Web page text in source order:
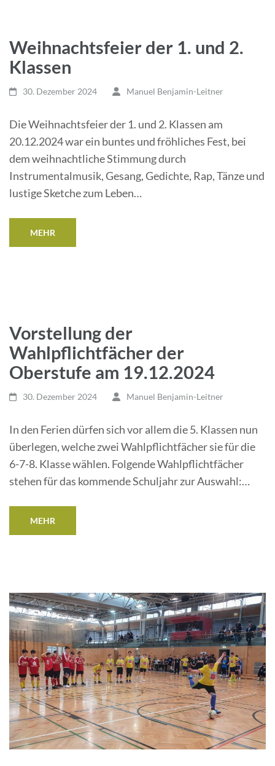
Weihnachtsfeier der 1. und 2.
Klassen
30. Dezember 2024 Manuel Benjamin-Leitner
Die Weihnachtsfeier der 1. und 2. Klassen am
20.12.2024 war ein buntes und fröhliches Fest, bei
dem weihnachtliche Stimmung durch
Instrumentalmusik, Gesang, Gedichte, Rap, Tänze und
lustige Sketche zum Leben…
MEHR
Vorstellung der
Wahlpflichtfächer der
Oberstufe am 19.12.2024
30. Dezember 2024 Manuel Benjamin-Leitner
In den Ferien dürfen sich vor allem die 5. Klassen nun
überlegen, welche zwei Wahlpflichtfächer sie für die
6-7-8. Klasse wählen. Folgende Wahlpflichtfächer
stehen für das kommende Schuljahr zur Auswahl:…
MEHR